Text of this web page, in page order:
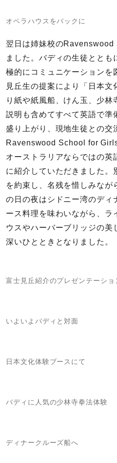
オペラハウスをバックに
翌日は姉妹校の
ました。バディの生徒とと
極的にコミュニケーションを
見丘生の提案により「日本
り紙や紙風船、けん玉、少
説明も含めてすべて英語で準
盛り上がり、現地生徒との交
Ravenswood School for
オーストラリアならではの英
に紹介していただきました。
を約束し、名残を惜しみなが
の日の夜はシドニー湾のディ
ース料理を味わいながら、ラ
ウスやハーバーブリッジの美
深いひとときとなりました。
富士見丘紹介のプレゼンテーショ
いよいよバディと対面
日本文化体験ブースにて
バディに人気の少林寺拳法体験
ディナークルーズ船へ